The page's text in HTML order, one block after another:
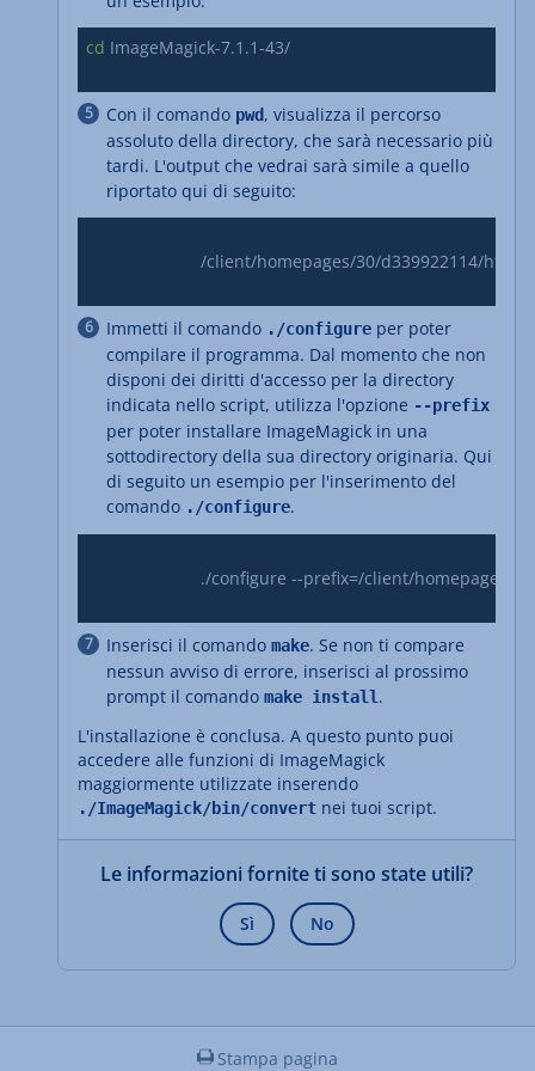
cd ImageMagick-7.1.1-43/
Con il comando pwd, visualizza il percorso
assoluto della directory, che sarà necessario più
tardi. L'output che vedrai sarà simile a quello
riportato qui di seguito:
Immetti il comando ./configure per poter
compilare il programma. Dal momento che non
disponi dei diritti d'accesso per la directory
indicata nello script, utilizza l'opzione --prefix
per poter installare ImageMagick in una
sottodirectory della sua directory originaria. Qui
di seguito un esempio per l'inserimento del
comando ./configure.
Inserisci il comando make. Se non ti compare
nessun avviso di errore, inserisci al prossimo
prompt il comando make install .
L'installazione è conclusa. A questo punto puoi
accedere alle funzioni di ImageMagick
maggiormente utilizzate inserendo
./ImageMagick/bin/convert nei tuoi script.
Le informazioni fornite ti sono state utili?
Sì No
Stampa pagina